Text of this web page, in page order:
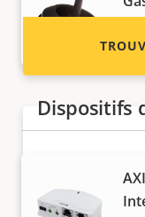
Dispositifs